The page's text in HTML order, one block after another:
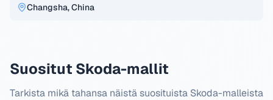
Changsha, China
Suositut Skoda-mallit
Tarkista mikä tahansa näistä suosituista Skoda-malleista